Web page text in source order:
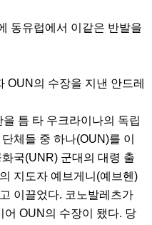
동유럽에서 이같은 반발을
OUN의 수장을 지낸 안드레
틈 타 우크라이나의 독립
체들 중 하나(OUN)를 이
국(UNR) 군대의 대령 출
지도자 예브게니(예브헨)
이끌었다. 코노발레츠가
어 OUN의 수장이 됐다. 당